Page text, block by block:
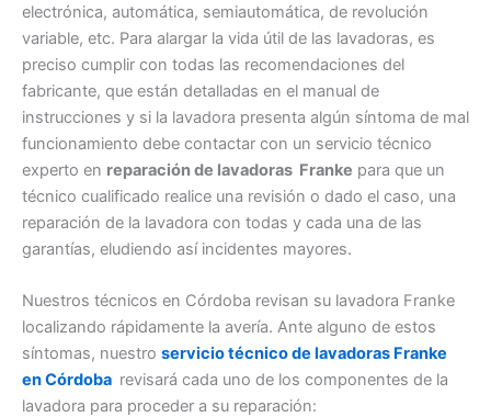
electrónica, automática, semiautomática, de revolución
variable, etc. Para alargar la vida útil de las lavadoras, es
preciso cumplir con todas las recomendaciones del
fabricante, que están detalladas en el manual de
instrucciones y si la lavadora presenta algún síntoma de mal
funcionamiento debe contactar con un servicio técnico
experto en reparación de lavadoras Franke para que un
técnico cualificado realice una revisión o dado el caso, una
reparación de la lavadora con todas y cada una de las
garantías, eludiendo así incidentes mayores.
Nuestros técnicos en Córdoba revisan su lavadora Franke
localizando rápidamente la avería. Ante alguno de estos
síntomas, nuestro servicio técnico de lavadoras Franke
en Córdoba revisará cada uno de los componentes de la
lavadora para proceder a su reparación: